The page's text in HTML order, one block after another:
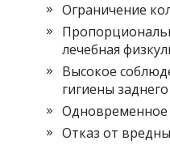
Ограничение
лечебная
Высокое
гигиены
Отказ от